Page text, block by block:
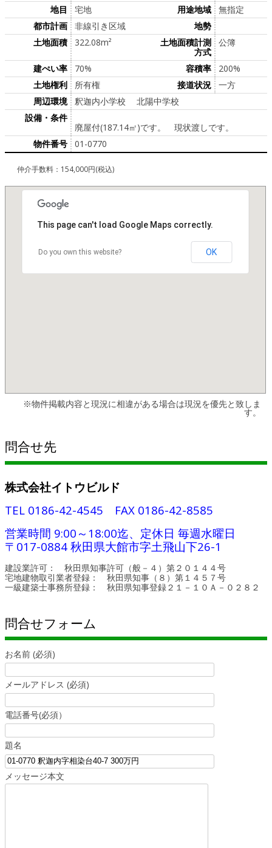
地目
宅地 用途地域
無指定
都市計画
非線引き区域
地勢
土地面積
322.08m²
土地面積計測
方式
公簿
建ぺい率 70% 容積率
200%
土地権利
所有権 接道状況
一方
周辺環境
釈迦内小学校 北陽中学校
設備・条件
廃屋付(187.14㎡)です。 現状渡しです。
物件番号
01-0770
仲介手数料：154,000円(税込)
This page can't load Google Maps correctly.
Do you own this website? OK
※物件掲載内容と現況に相違がある場合は現況を優先と致しま
す。
問合せ先
株式会社イトウビルド
TEL 0186-42-4545 FAX 0186-42-8585
営業時間 9:00～18:00迄、定休日 毎週水曜日
〒017-0884 秋田県大館市字土飛山下26-1
建設業許可： 秋田県知事許可（般－４）第２０１４４号
宅地建物取引業者登録： 秋田県知事（８）第１４５７号
一級建築士事務所登録： 秋田県知事登録２１－１０Ａ－０２８２
問合せフォーム
お名前 (必須)
メールアドレス (必須)
電話番号(必須）
題名
メッセージ本文